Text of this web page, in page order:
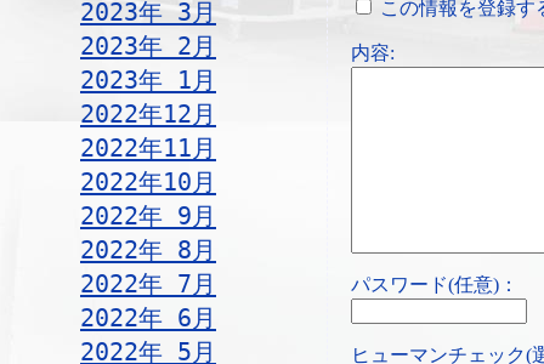
2023年 3月
2023年 2月
2023年 1月
2022年12月
2022年11月
2022年10月
2022年 9月
2022年 8月
2022年 7月
2022年 6月
2022年 5月
この情報を登録す
内容:
パスワード(任意)：
ヒューマンチェック(